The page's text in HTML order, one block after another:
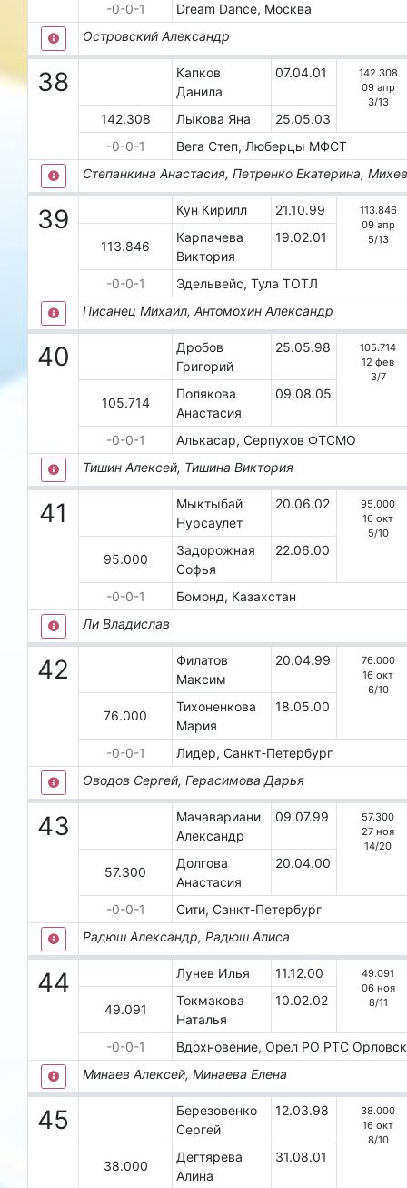
-0-0-1
Dream Dance, Москва
Островский Александр
38
Капков
Данила
07.04.01
142.308
09 апр
3/13
142.308 Лыкова Яна
25.05.03
-0-0-1
Вега Степ, Люберцы МФСТ
Степанкина Анастасия, Петренко Екатерина,
39 Кун Кирилл 21.10.99
113.846
09 апр
5/13
113.846
Карпачева
Виктория
19.02.01
-0-0-1 Эдельвейс, Тула ТОТЛ
Писанец Михаил, Антомохин Александр
40
Дробов
Григорий
25.05.98
105.714
12 фев
3/7
105.714
Полякова
Анастасия
09.08.05
-0-0-1 Алькасар, Серпухов ФТСМО
Тишин Алексей, Тишина Виктория
41
Мыктыбай
Нурсаулет
20.06.02
95.000
16 окт
5/10
95.000
Задорожная
Софья
22.06.00
-0-0-1
Бомонд, Казахстан
Ли Владислав
42
Филатов
Максим
20.04.99
76.000
16 окт
6/10
76.000
Тихоненкова
Мария
18.05.00
-0-0-1
Лидер, Санкт-Петербург
Оводов Сергей, Герасимова Дарья
43
Мачавариани
Александр
09.07.99
57.300
27 ноя
14/20
57.300
Долгова
Анастасия
20.04.00
-0-0-1
Сити, Санкт-Петербург
Радюш Александр, Радюш Алиса
44 Лунев Илья 11.12.00
49.091
06 ноя
8/11
49.091
Токмакова
Наталья
10.02.02
-0-0-1 Вдохновение, Орел РО РТС
Минаев Алексей, Минаева Елена
45
Березовенко
Сергей
12.03.98
38.000
16 окт
8/10
38.000
Дегтярева
Алина
31.08.01